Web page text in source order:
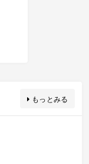
もっとみる